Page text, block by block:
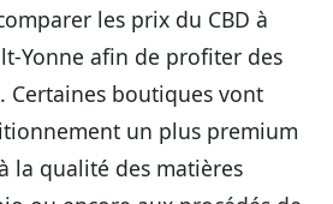
les prix du CBD à
Yonne afin de profiter des
Certaines boutiques vont
un plus premium
la qualité des matières